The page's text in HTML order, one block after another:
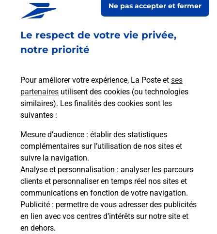
Le respect de votre vie privée,
notre priorité
Pour améliorer votre expérience, La Poste et ses
partenaires utilisent des cookies (ou technologies
similaires). Les finalités des cookies sont les
suivantes :
Mesure d’audience : établir des statistiques
complémentaires sur l’utilisation de nos sites et
suivre la navigation.
Analyse et personnalisation : analyser les parcours
clients et personnaliser en temps réel nos sites et
communications en fonction de votre navigation.
Publicité : permettre de vous adresser des publicités
en lien avec vos centres d’intérêts sur notre site et
en dehors.
Ne pas accepter et fermer
Code de la route auto ou moto
Découvrez l'offre proposée par La Poste.
En savoir plus Je réserve
Foire aux questions
Quel âge minimum faut-il pour
passer le permis bateau ?